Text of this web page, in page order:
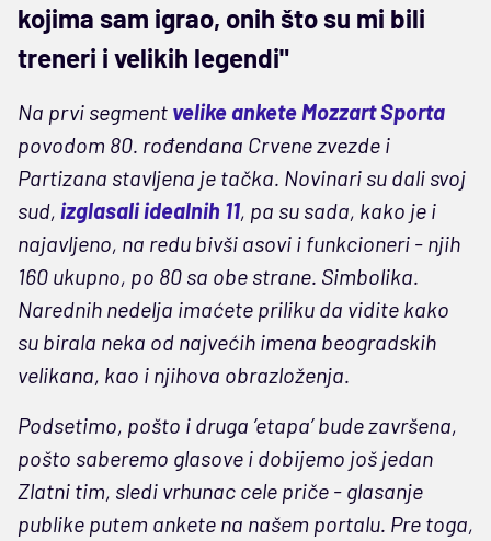
kojima sam igrao, onih što su mi bili
treneri i velikih legendi"
Na prvi segment velike ankete Mozzart Sporta
povodom 80. rođendana Crvene zvezde i
Partizana stavljena je tačka. Novinari su dali svoj
sud, izglasali idealnih 11, pa su sada, kako je i
najavljeno, na redu bivši asovi i funkcioneri - njih
160 ukupno, po 80 sa obe strane. Simbolika.
Narednih nedelja imaćete priliku da vidite kako
su birala neka od najvećih imena beogradskih
velikana, kao i njihova obrazloženja.
Podsetimo, pošto i druga ’etapa’ bude završena,
pošto saberemo glasove i dobijemo još jedan
Zlatni tim, sledi vrhunac cele priče - glasanje
publike putem ankete na našem portalu. Pre toga,